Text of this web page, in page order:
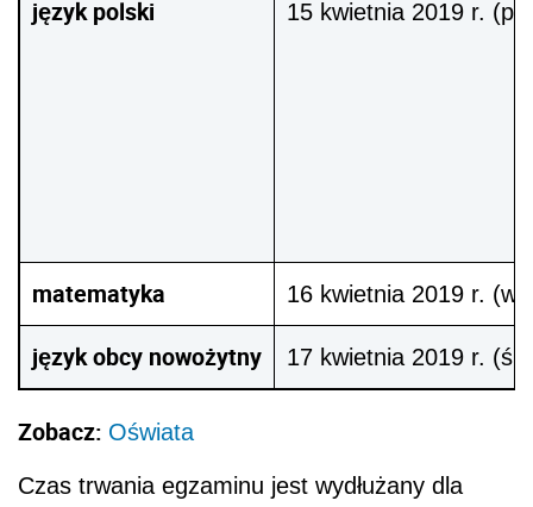
język polski 15 kwietnia 2019 r.
matematyka 16 kwietnia 2019 r.
język obcy nowożytny 17 kwietnia 2019 r.
Zobacz: Oświata
Czas trwania egzaminu jest wydłużany dla